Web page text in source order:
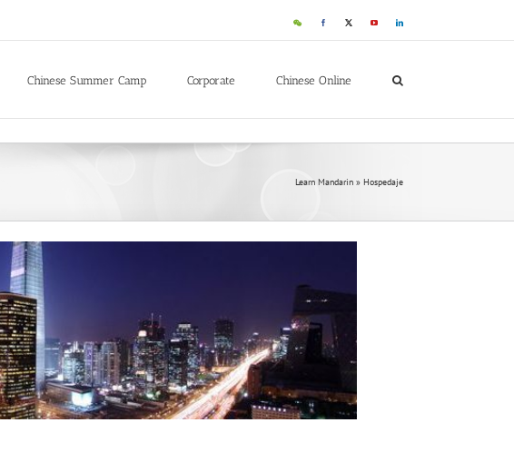
Chinese Summer Camp Corporate Chinese Online
Learn Mandarin » Hospedaje